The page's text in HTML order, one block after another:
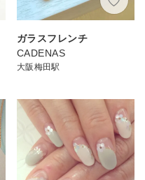
ガラスフレンチ
CADENAS
大阪梅田駅